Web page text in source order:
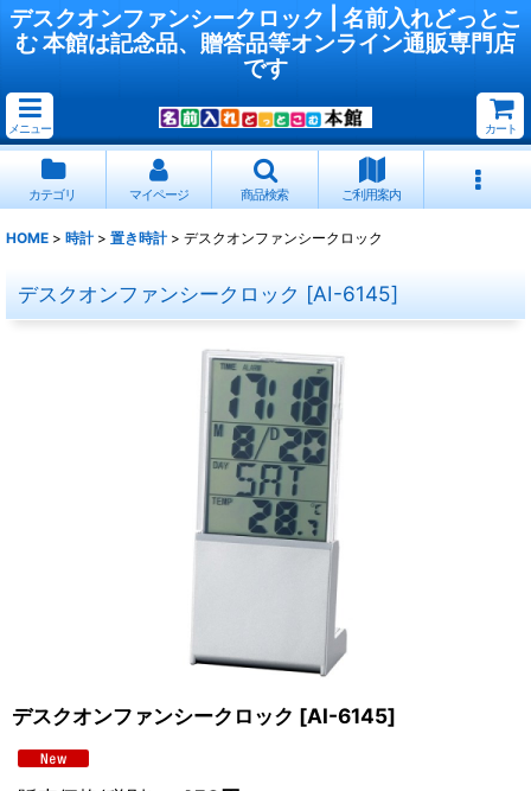
デスクオンファンシークロック | 名前入れどっとこ
む 本館は記念品、贈答品等オンライン通販専門店
です
メニュー カート
カテゴリ マイページ 商品検索 ご利用案内
HOME > 時計 > 置き時計 > デスクオンファンシークロック
デスクオンファンシークロック [AI-6145]
デスクオンファンシークロック [AI-6145]